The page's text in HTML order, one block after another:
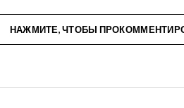
Северной Африки
НАЖМИТЕ, ЧТОБЫ